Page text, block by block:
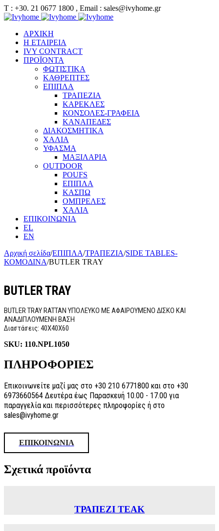
Τ : +30. 21 0677 1800 , Email : sales@ivyhome.gr
ΑΡΧΙΚΗ
Η ΕΤΑΙΡΕΙΑ
IVY CONTRACT
ΠΡΟΪΟΝΤΑ
ΦΩΤΙΣΤΙΚΑ
ΚΑΘΡΕΠΤΕΣ
ΕΠΙΠΛΑ
ΤΡΑΠΕΖΙΑ
ΚΑΡΕΚΛΕΣ
ΚΟΝΣΟΛΕΣ-ΓΡΑΦΕΙΑ
ΚΑΝΑΠΕΔΕΣ
ΔΙΑΚΟΣΜΗΤΙΚΑ
ΧΑΛΙΑ
ΥΦΑΣΜΑ
ΜΑΞΙΛΑΡΙΑ
OUTDOOR
POUFS
ΕΠΙΠΛΑ
ΚΑΣΠΩ
ΟΜΠΡΕΛΕΣ
ΧΑΛΙΑ
ΕΠΙΚΟΙΝΩΝΙΑ
EL
EN
Αρχική σελίδα/ΕΠΙΠΛΑ/ΤΡΑΠΕΖΙΑ/SIDE TABLES-
ΚΟΜΟΔΙΝΑ/BUTLER TRAY
BUTLER TRAY
BUTLER TRAY RATTAN ΥΠΟΛΕΥΚΟ ΜΕ ΑΦΑΙΡΟΥΜΕΝΟ ΔΙΣΚΟ ΚΑΙ
ΑΝΑΔΙΠΛΟΥΜΕΝΗ ΒΑΣΗ
Διαστάσεις: 40Χ40Χ60
SKU: 110.NPL1050
ΠΛΗΡΟΦΟΡΙΕΣ
Επικοινωνείτε μαζί μας στο +30 210 6771800 και στο +30
6973660564 Δευτέρα έως Παρασκευή 10.00 - 17.00 για
παραγγελία και περισσότερες πληροφορίες ή στο
sales@ivyhome.gr
ΕΠΙΚΟΙΝΩΝΙΑ
Σχετικά προϊόντα
ΤΡΑΠΕΖΙ TEAK